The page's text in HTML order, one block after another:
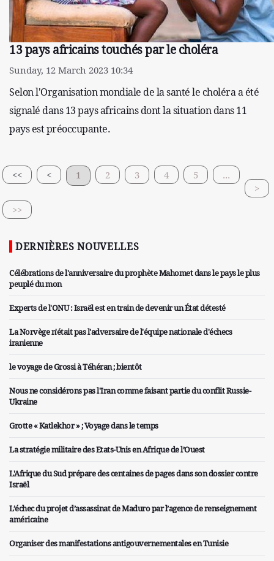
13 pays africains touchés par le choléra
Sunday, 12 March 2023 10:34
Selon l'Organisation mondiale de la santé le choléra a été
signalé dans 13 pays africains dont la situation dans 11
pays est préoccupante.
<< < 1 2 3 4 5
...
>
>>
DERNIÈRES NOUVELLES
Célébrations de l'anniversaire du prophète Mahomet dans le pays le plus
peuplé du mon
Experts de l'ONU : Israël est en train de devenir un État détesté
La Norvège n'était pas l'adversaire de l'équipe nationale d'échecs
iranienne
le voyage de Grossi à Téhéran ; bientôt
Nous ne considérons pas l'Iran comme faisant partie du conflit Russie-
Ukraine
Grotte « Katlekhor » ; Voyage dans le temps
La stratégie militaire des Etats-Unis en Afrique de l’Ouest
L'Afrique du Sud prépare des centaines de pages dans son dossier contre
Israël
L’échec du projet d’assassinat de Maduro par l’agence de renseignement
américaine
Organiser des manifestations antigouvernementales en Tunisie